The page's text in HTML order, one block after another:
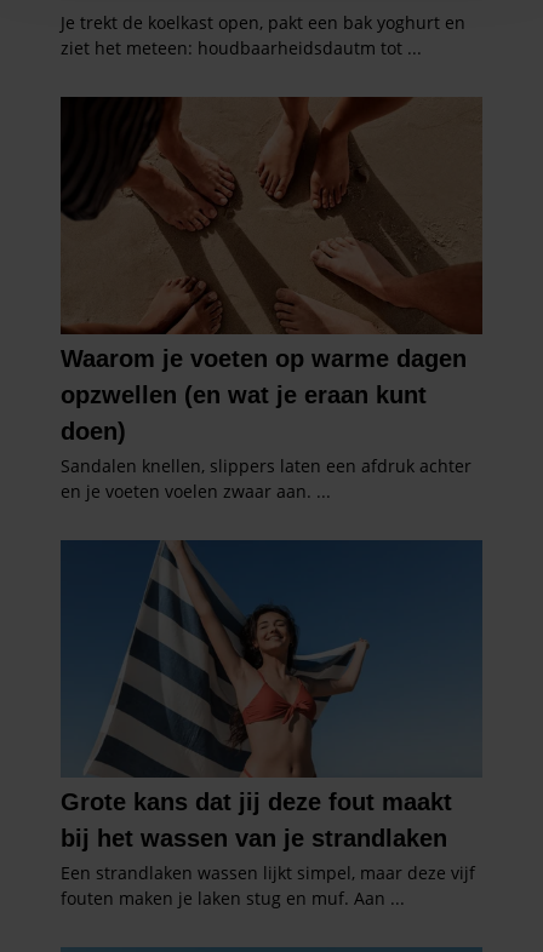
en om ons websiteverkeer te analyseren. Ook delen we
informatie over uw gebruik van onze site met onze
partners kunnen deze gegevens combineren met andere
informatie die u aan ze heeft verstrekt of die ze hebben
verzameld op basis van uw gebruik van hun services. U
gaat akkoord met onze cookies als u onze website blijft
gebruiken.